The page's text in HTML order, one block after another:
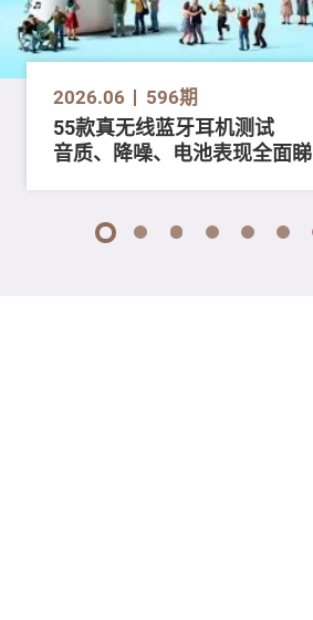
2026.06 596期
55款真无线蓝牙耳机测试
音质、降噪、电池表现全面睇
1 2 3 4 5 6